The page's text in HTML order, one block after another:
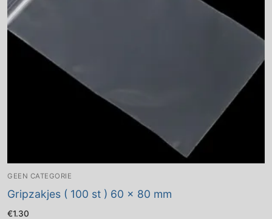
GEEN CATEGORIE
Gripzakjes ( 100 st ) 60 x 80 mm
€1.30